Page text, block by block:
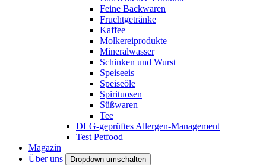
Feine Backwaren
Fruchtgetränke
Kaffee
Molkereiprodukte
Mineralwasser
Schinken und Wurst
Speiseeis
Speiseöle
Spirituosen
Süßwaren
Tee
DLG-geprüftes Allergen-Management
Test Petfood
Magazin
Über uns
Dropdown umschalten